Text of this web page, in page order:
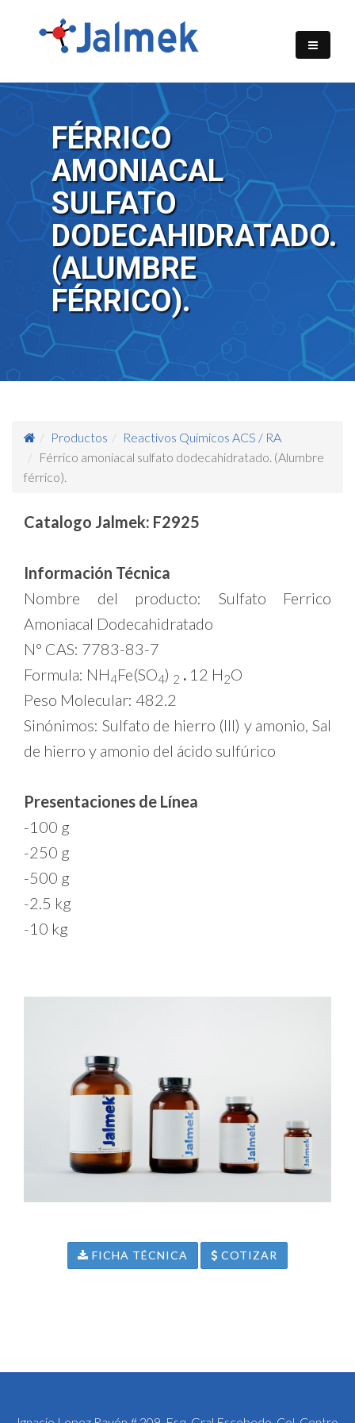
FÉRRICO
AMONIACAL
SULFATO
DODECAHIDRATADO.
(ALUMBRE
FÉRRICO).
Productos
Reactivos Químicos ACS / RA
Férrico amoniacal sulfato dodecahidratado. (Alumbre
férrico).
Catalogo Jalmek: F2925
Información Técnica
Nombre del producto: Sulfato Ferrico
Amoniacal Dodecahidratado
N° CAS: 7783-83-7
Formula: NH4Fe(SO4) 2 . 12 H2O
Peso Molecular: 482.2
Sinónimos: Sulfato de hierro (lll) y amonio, Sal
de hierro y amonio del ácido sulfúrico
Presentaciones de Línea
-100 g
-250 g
-500 g
-2.5 kg
-10 kg
FICHA TÉCNICA COTIZAR